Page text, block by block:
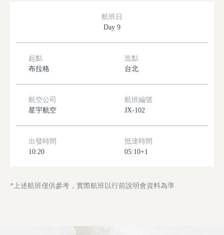
航班日
Day 9
起點
布拉格
迄點
台北
航空公司
星宇航空
航班編號
JX-102
出發時間
10:20
抵達時間
05:10+1
*上述航班僅供參考，實際航班以行前說明會資料為準